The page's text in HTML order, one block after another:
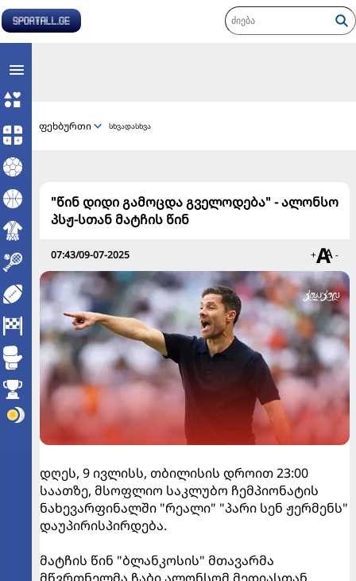
ფეხბურთი სხვადასხვა
"წინ დიდი გამოცდა გველოდება" - ალონსო
პსჟ-სთან მატჩის წინ
07:43/09-07-2025 + -
დღეს, 9 ივლისს, თბილისის დროით 23:00
საათზე, მსოფლიო საკლუბო ჩემპიონატის
ნახევარფინალში "რეალი" "პარი სენ ჟერმენს"
დაუპირისპირდება.
მატჩის წინ "ბლანკოსის" მთავარმა